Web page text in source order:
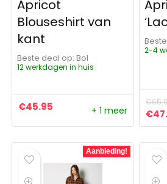
Apricot
Blouseshirt van
kant
Beste deal op:
Bol
12 werkdagen in huis
€45.95 + 1 meer
2-4
€
€
Aanbieding!